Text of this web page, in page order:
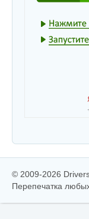
© 2009-2026
Перепечатка